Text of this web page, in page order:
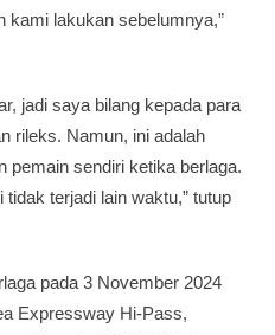
kami lakukan sebelumnya,”
jadi saya bilang kepada para
rileks. Namun, ini adalah
pemain sendiri ketika berlaga.
terjadi lain waktu,” tutup
pada 3 November 2024
Expressway Hi-Pass,